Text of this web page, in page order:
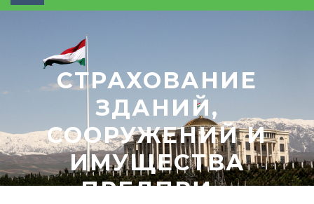
navigation
СТРАХОВАНИЕ
ЗДАНИЙ,
СООРУЖЕНИЙ И
ИМУЩЕСТВА
ПРЕДПРИ...